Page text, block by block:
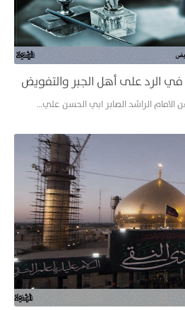
الرد على أهل الجبر والتفويض
الراشد الصابر ابي الحسن علي…